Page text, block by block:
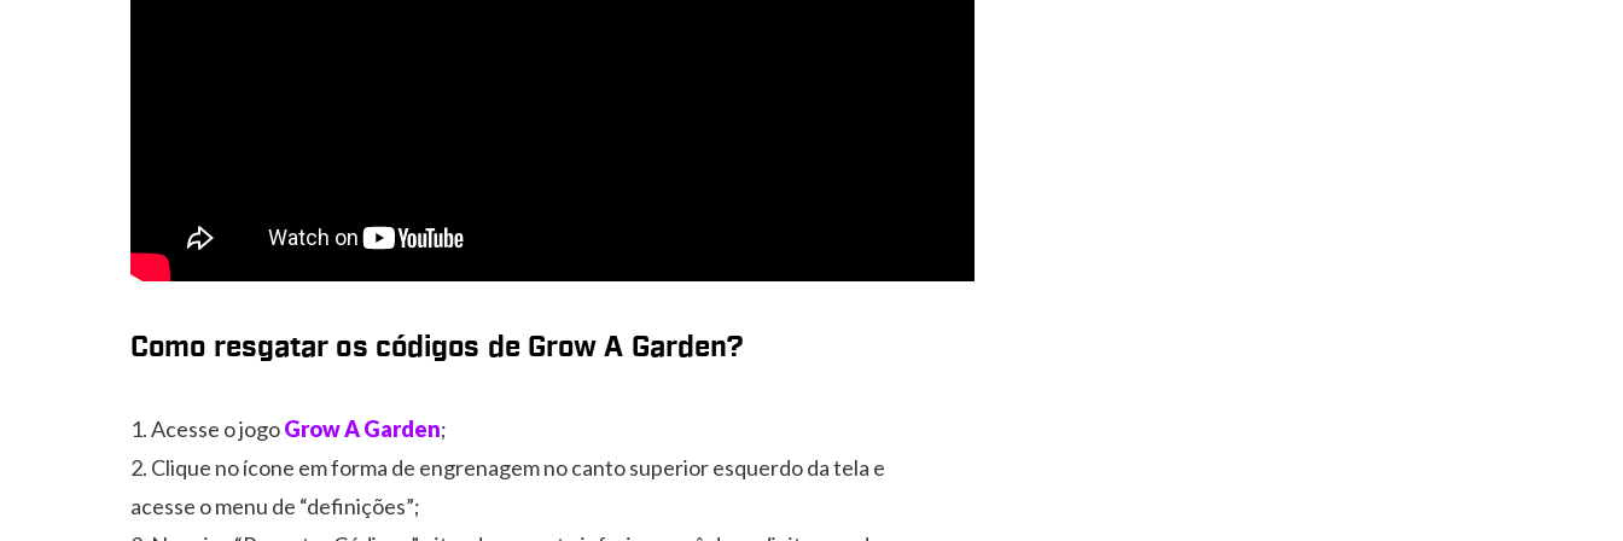
Como resgatar os códigos de Grow A Garden?
Acesse o jogoGrow A Garden;
Clique no ícone em forma de engrenagem no canto superior esquerdo da tela e
acesse o menu de “definições”;